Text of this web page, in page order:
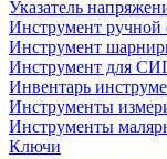
Указатель
Инструмент ручной
Инструмент
Инструмент для
Инвентарь
Инструменты
Инструменты
Ключи